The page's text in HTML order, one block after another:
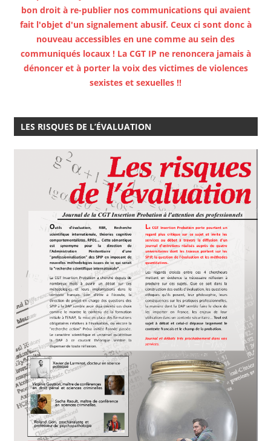
bon droit à re-publier nos communications qui avaient
fait l'objet d'un signalement abusif. Ceux ci sont donc à
nouveau accessibles en une comme au sein des
communiqués locaux ! La CGT IP ne renoncera jamais à
dénoncer et à porter la voix des victimes de violences
sexistes et sexuelles !!
LES RISQUES DE L’ÉVALUATION